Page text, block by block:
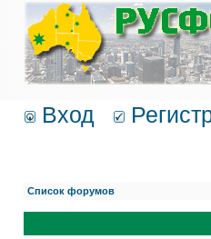
Вход
Список форумов